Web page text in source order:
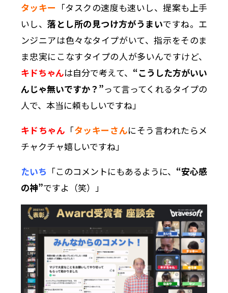
タッキー 「タスクの速度も速いし、提案も上手
いし、落とし所の見つけ方がうまいですね。エ
ンジニアは色々なタイプがいて、指示をそのま
ま忠実にこなすタイプの人が多いんですけど、
キドちゃんは自分で考えて、 “こうした方がいい
んじゃ無いですか？”って言ってくれるタイプの
人で、本当に頼もしいですね」
キドちゃん 「タッキーさんにそう言われたらメ
チャクチャ嬉しいですね」
たいち 「このコメントにもあるように、 “安心感
の神”ですよ（笑）」